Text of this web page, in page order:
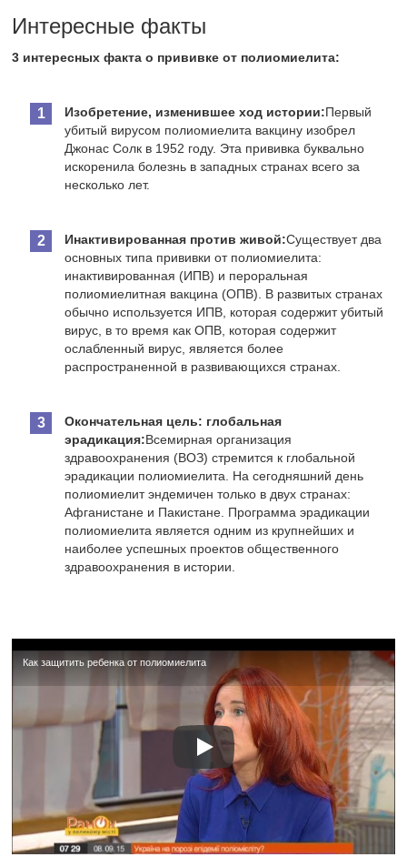
Интересные факты
3 интересных факта о прививке от полиомиелита:
Изобретение, изменившее ход истории:Первый
убитый вирусом полиомиелита вакцину изобрел
Джонас Солк в 1952 году. Эта прививка буквально
искоренила болезнь в западных странах всего за
несколько лет.
Инактивированная против живой:Существует два
основных типа прививки от полиомиелита:
инактивированная (ИПВ) и пероральная
полиомиелитная вакцина (ОПВ). В развитых странах
обычно используется ИПВ, которая содержит убитый
вирус, в то время как ОПВ, которая содержит
ослабленный вирус, является более
распространенной в развивающихся странах.
Окончательная цель: глобальная
эрадикация:Всемирная организация
здравоохранения (ВОЗ) стремится к глобальной
эрадикации полиомиелита. На сегодняшний день
полиомиелит эндемичен только в двух странах:
Афганистане и Пакистане. Программа эрадикации
полиомиелита является одним из крупнейших и
наиболее успешных проектов общественного
здравоохранения в истории.
Как защитить ребенка от полиомиелита